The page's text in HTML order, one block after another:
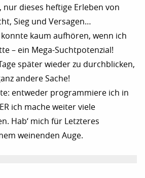
nur dieses heftige Erleben von
Sieg und Versagen…
kaum aufhören, wenn ich
– ein Mega-Suchtpotenzial!
später wieder zu durchblicken,
andere Sache!
entweder programmiere ich in
ich mache weiter viele
Hab‘ mich für Letzteres
weinenden Auge.